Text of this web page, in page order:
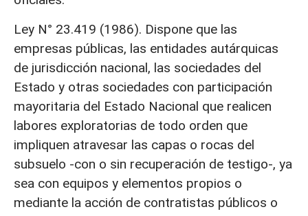
Ley N° 23.419 (1986). Dispone que las
empresas públicas, las entidades autárquicas
de jurisdicción nacional, las sociedades del
Estado y otras sociedades con participación
mayoritaria del Estado Nacional que realicen
labores exploratorias de todo orden que
impliquen atravesar las capas o rocas del
subsuelo -con o sin recuperación de testigo-, ya
sea con equipos y elementos propios o
mediante la acción de contratistas públicos o